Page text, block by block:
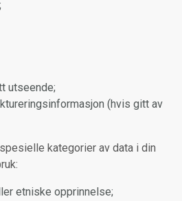
utseende;
(hvis gitt av
kategorier av data i din
etniske opprinnelse;